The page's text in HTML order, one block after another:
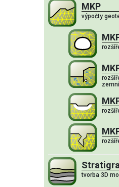
MKP
výpočty
tvorba 3D